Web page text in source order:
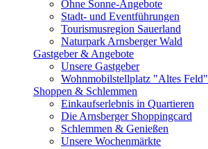
Ohne Sonne-Angebote
Stadt- und Eventführungen
Tourismusregion Sauerland
Naturpark Arnsberger Wald
Gastgeber & Angebote
Unsere Gastgeber
Wohnmobilstellplatz "Altes Feld"
Shoppen & Schlemmen
Einkaufserlebnis in Quartieren
Die Arnsberger Shoppingcard
Schlemmen & Genießen
Unsere Wochenmärkte